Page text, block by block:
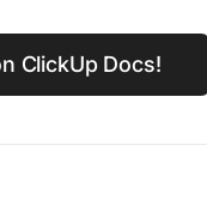
ClickUp Docs!